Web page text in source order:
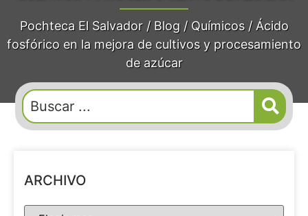
Pochteca El Salvador/ Blog/ Químicos/ Ácido
fosfórico en la mejora de cultivos y procesamiento
de azúcar
ARCHIVO